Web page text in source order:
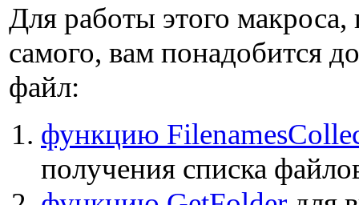
Для работы этого
самого, вам понадобится
файл:
функцию
получения списка